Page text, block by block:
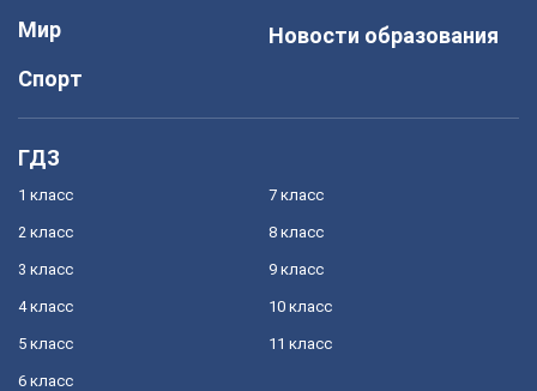
Мир
Спорт
Новости образования
ГДЗ
1 класс
2 класс
3 класс
4 класс
5 класс
6 класс
7 класс
8 класс
9 класс
10 класс
11 класс